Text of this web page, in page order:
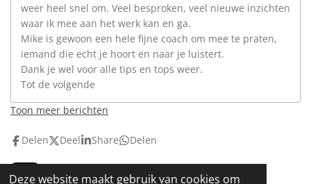
Deze website maakt gebruik van cookies om
weer heel snel om. Veel besproken, veel nieuwe inzichten
waar ik mee aan het werk kan en ga.
Mike is gewoon een hele fijne coach om mee te praten,
iemand die echt je hoort en naar je luistert.
Dank je wel voor alle tips en tops weer.
Tot de volgende
Toon meer berichten
Delen Deel Share Delen